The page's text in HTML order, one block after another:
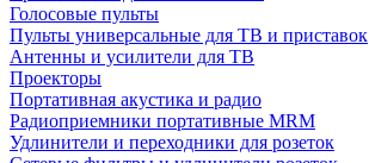
Голосовые пульты
Пульты универсальные для ТВ и приставок
Антенны и усилители для ТВ
Проекторы
Портативная акустика и радио
Радиоприемники портативные MRM
Удлинители и переходники для розеток